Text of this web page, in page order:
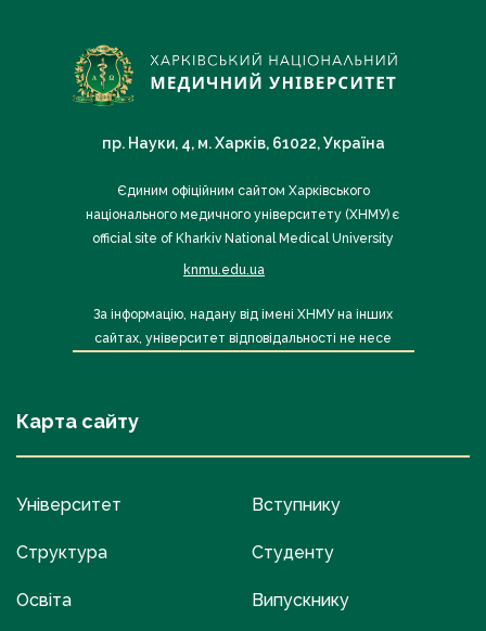
пр. Науки, 4, м. Харків, 61022, Україна
Єдиним офіційним сайтом Харківського
національного медичного університету (ХНМУ) є
official site of Kharkiv National Medical University
knmu.edu.ua
За інформацію, надану від імені ХНМУ на інших
сайтах, університет відповідальності не несе
Карта сайту
Університет
Структура
Освіта
Вступнику
Студенту
Випускнику